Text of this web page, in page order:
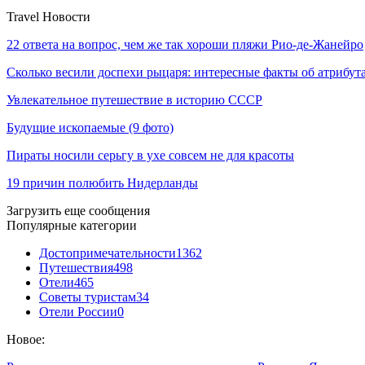
Travel Новости
22 ответа на вопрос, чем же так хороши пляжи Рио-де-Жанейро
Сколько весили доспехи рыцаря: интересные факты об
Увлекательное путешествие в историю СССР
Будущие ископаемые (9 фото)
Пираты носили серьгу в ухе совсем не для красоты
19 причин полюбить Нидерланды
Загрузить еще сообщения
Популярные категории
Достопримечательности1362
Путешествия498
Отели465
Советы туристам34
Отели России0
Новое: